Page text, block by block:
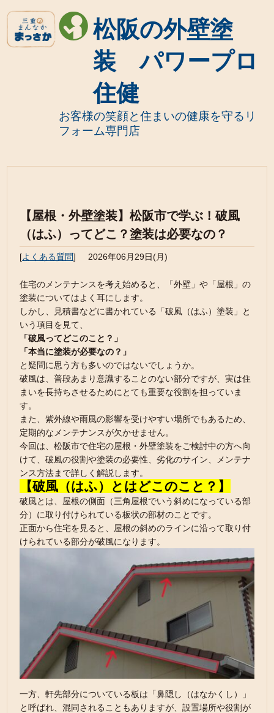
松阪の外壁塗
装 パワープロ
住健
お客様の笑顔と住まいの健康を守るリ
フォーム専門店
【屋根・外壁塗装】松阪市で学ぶ！破風
（はふ）ってどこ？塗装は必要なの？
[よくある質問] 2026年06月29日(月)
住宅のメンテナンスを考え始めると、「外壁」や「屋根」の
塗装についてはよく耳にします。
しかし、見積書などに書かれている「破風（はふ）塗装」と
いう項目を見て、
「破風ってどこのこと？」
「本当に塗装が必要なの？」
と疑問に思う方も多いのではないでしょうか。
破風は、普段あまり意識することのない部分ですが、実は住
まいを長持ちさせるためにとても重要な役割を担っていま
す。
また、紫外線や雨風の影響を受けやすい場所でもあるため、
定期的なメンテナンスが欠かせません。
今回は、松阪市で住宅の屋根・外壁塗装をご検討中の方へ向
けて、破風の役割や塗装の必要性、劣化のサイン、メンテナ
ンス方法まで詳しく解説します。
【破風（はふ）とはどこのこと？】
破風とは、屋根の側面（三角屋根でいう斜めになっている部
分）に取り付けられている板状の部材のことです。
正面から住宅を見ると、屋根の斜めのラインに沿って取り付
けられている部分が破風になります。
一方、軒先部分についている板は「鼻隠し（はなかくし）」
と呼ばれ、混同されることもありますが、設置場所や役割が